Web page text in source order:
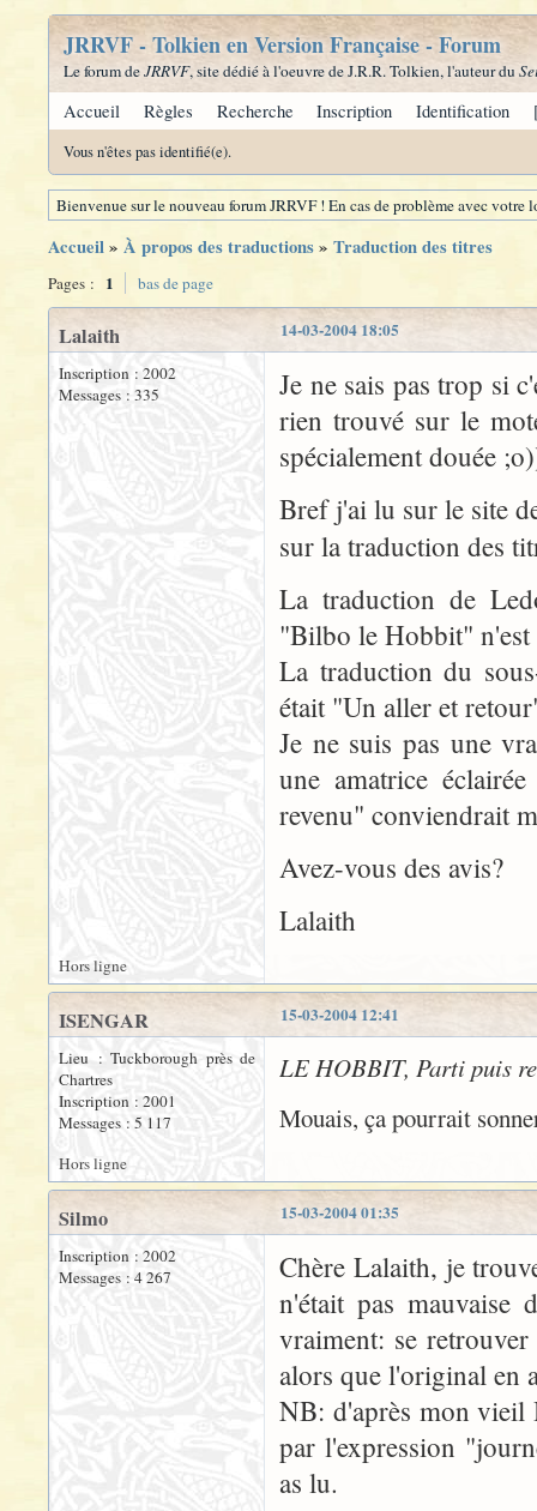
JRRVF - Tolkien en Version Française - Forum
Le forum deJRRVF, site dédié à l'oeuvre de J.R.R. Tolkien, l'auteur du
Accueil Règles Recherche Inscription Identification
Vous n'êtes pas identifié(e).
Bienvenue sur le nouveau forum JRRVF ! En cas de problème avec
Accueil» À propos des traductions» Traduction des titres
Pages : 1 bas de page
14-03-2004 18:05
Lalaith
Inscription : 2002
Messages : 335
Je ne sais pas trop si
rien trouvé sur le
spécialement douée
Bref j'ai lu sur le site
sur la traduction des
La traduction de
"Bilbo le Hobbit" n'est
La traduction du
était "Un aller et
Je ne suis pas une
une amatrice
revenu" conviendrait
Avez-vous des avis?
Lalaith
Hors ligne
15-03-2004 12:41
ISENGAR
Lieu : Tuckborough près de
Chartres
Inscription : 2001
Messages : 5 117
LE HOBBIT, Parti puis
Mouais, ça pourrait
Hors ligne
15-03-2004 01:35
Silmo
Inscription : 2002
Messages : 4 267
Chère Lalaith, je
n'était pas mauvaise
vraiment: se
alors que l'original en
NB: d'après mon vieil
par l'expression
as lu.